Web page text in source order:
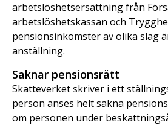
arbetslöshetsersättning från
arbetslöshetskassan och
pensionsinkomster av olika slag
anställning.
Saknar pensionsrätt
Skatteverket skriver i ett
person anses helt sakna
om personen under